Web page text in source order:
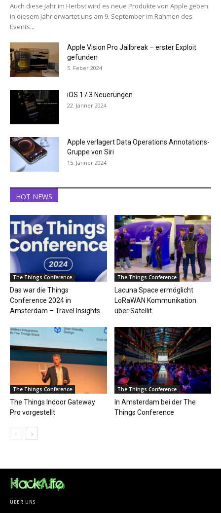
Auch diese Jahr im Herbst wird es neue Produkte von Apple geben.
In diesem Jahr erwartet uns am 9. September im Rahmen des
Events...
Apple Vision Pro Jailbreak – erster Exploit
gefunden
5. Feber 2024
iOS 17.3 Neuerungen
22. Jänner 2024
Apple verlagert Data Operations Annotations-
Gruppe von Siri
15. Jänner 2024
HOT NEWS
The Things Conference
Das war die Things
Conference 2024 in
Amsterdam – Travel Insights
The Things Conference
Lacuna Space ermöglicht
LoRaWAN Kommunikation
über Satellit
The Things Conference
The Things Indoor Gateway
Pro vorgestellt
The Things Conference
In Amsterdam bei der The
Things Conference
ÜBER UNS